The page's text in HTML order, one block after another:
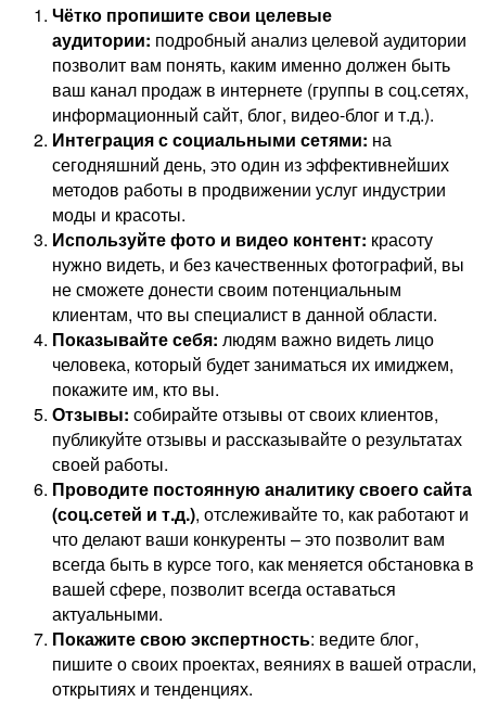
Чётко пропишите свои целевые
аудитории: подробный анализ целевой аудитории
позволит вам понять, каким именно должен быть
ваш канал продаж в интернете (группы в соц.сетях,
информационный сайт, блог, видео-блог и т.д.).
Интеграция с социальными сетями: на
сегодняшний день, это один из эффективнейших
методов работы в продвижении услуг индустрии
моды и красоты.
Используйте фото и видео контент: красоту
нужно видеть, и без качественных фотографий, вы
не сможете донести своим потенциальным
клиентам, что вы специалист в данной области.
Показывайте себя: людям важно видеть лицо
человека, который будет заниматься их имиджем,
покажите им, кто вы.
Отзывы: собирайте отзывы от своих клиентов,
публикуйте отзывы и рассказывайте о результатах
своей работы.
Проводите постоянную аналитику своего сайта
(соц.сетей и т.д.), отслеживайте то, как работают и
что делают ваши конкуренты – это позволит вам
всегда быть в курсе того, как меняется обстановка в
вашей сфере, позволит всегда оставаться
актуальными.
Покажите свою экспертность: ведите блог,
пишите о своих проектах, веяниях в вашей отрасли,
открытиях и тенденциях.